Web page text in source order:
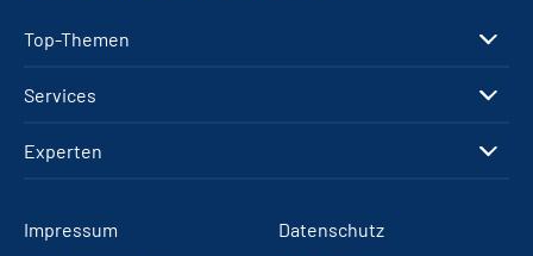
Top-Themen
Services
Experten
Impressum
Datenschutz